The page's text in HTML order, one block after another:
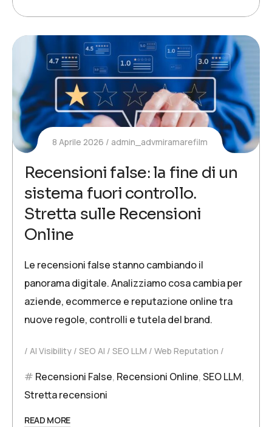
8 Aprile 2026 admin_advmiramarefilm
Recensioni false: la fine di un
sistema fuori controllo.
Stretta sulle Recensioni
Online
Le recensioni false stanno cambiando il
panorama digitale. Analizziamo cosa cambia per
aziende, ecommerce e reputazione online tra
nuove regole, controlli e tutela del brand.
AI Visibility SEO AI SEO LLM Web Reputation
Recensioni False, Recensioni Online,SEO LLM,
Stretta recensioni
READ MORE